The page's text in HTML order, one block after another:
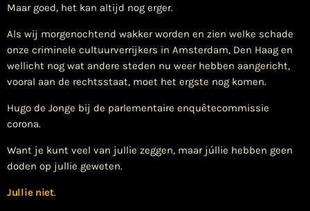
Maar goed, het kan altijd nog erger.
Als wij morgenochtend wakker worden en zien welke schade
onze criminele cultuurverrijkers in Amsterdam, Den Haag en
wellicht nog wat andere steden nu weer hebben aangericht,
vooral aan de rechtsstaat, moet het ergste nog komen.
Hugo de Jonge bij de parlementaire enquêtecommissie
corona.
Want je kunt veel van jullie zeggen, maar júllie hebben geen
doden op jullie geweten.
Jullie niet.